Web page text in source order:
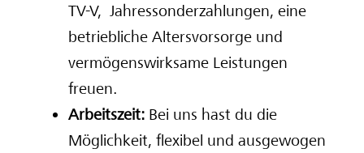
TV-V, Jahressonderzahlungen, eine
betriebliche Altersvorsorge und
vermögenswirksame Leistungen
freuen.
Arbeitszeit: Bei uns hast du die
Möglichkeit, flexibel und ausgewogen